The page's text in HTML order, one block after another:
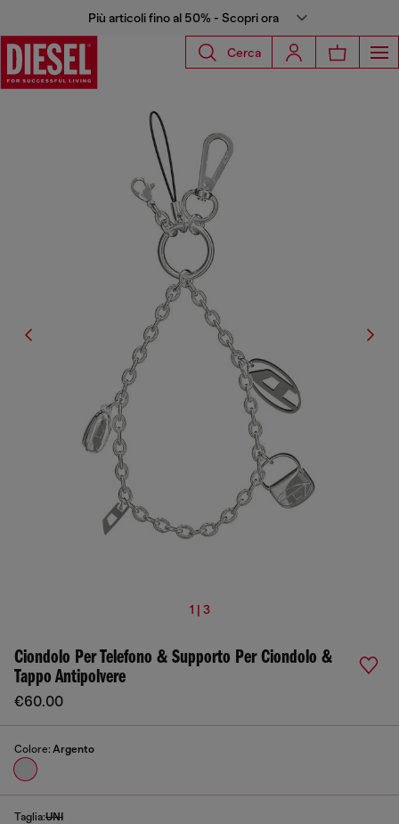
Più articoli fino al 50% - Scopri ora
Cerca
1 | 3
Ciondolo Per Telefono & Supporto Per Ciondolo &
Tappo Antipolvere
€60.00
Colore: Argento
Taglia:UNI